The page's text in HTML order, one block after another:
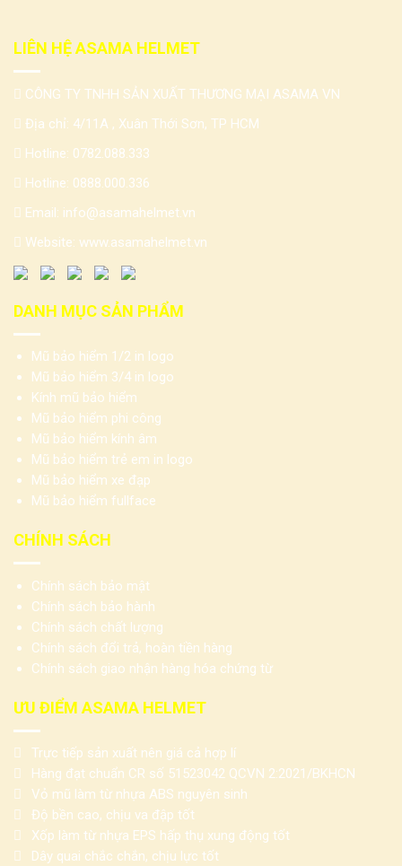
LIÊN HỆ ASAMA HELMET
CÔNG TY TNHH SẢN XUẤT THƯƠNG MẠI ASAMA VN
Địa chỉ: 4/11A , Xuân Thới Sơn, TP HCM
Hotline: 0782.088.333
Hotline: 0888.000.336
Email: info@asamahelmet.vn
Website: www.asamahelmet.vn
DANH MỤC SẢN PHẨM
Mũ bảo hiểm 1/2 in logo
Mũ bảo hiểm 3/4 in logo
Kính mũ bảo hiểm
Mũ bảo hiểm phi công
Mũ bảo hiểm kính âm
Mũ bảo hiểm trẻ em in logo
Mũ bảo hiểm xe đạp
Mũ bảo hiểm fullface
CHÍNH SÁCH
Chính sách bảo mật
Chính sách bảo hành
Chính sách chất lượng
Chính sách đổi trả, hoàn tiền hàng
Chính sách giao nhận hàng hóa chứng từ
ƯU ĐIỂM ASAMA HELMET
Trực tiếp sản xuất nên giá cả hợp lí
Hàng đạt chuẩn CR số 51523042 QCVN 2:2021/BKHCN
Vỏ mũ làm từ nhựa ABS nguyên sinh
Độ bền cao, chịu va đập tốt
Xốp làm từ nhựa EPS hấp thụ xung động tốt
Dây quai chắc chắn, chịu lực tốt